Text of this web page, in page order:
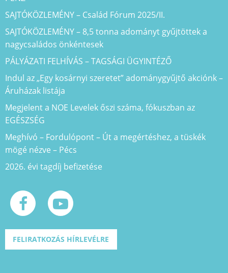
SAJTÓKÖZLEMÉNY – Család Fórum 2025/II.
SAJTÓKÖZLEMÉNY – 8,5 tonna adományt gyűjtöttek a
nagycsaládos önkéntesek
PÁLYÁZATI FELHÍVÁS – TAGSÁGI ÜGYINTÉZŐ
Indul az „Egy kosárnyi szeretet” adománygyűjtő akciónk –
Áruházak listája
Megjelent a NOE Levelek őszi száma, fókuszban az
EGÉSZSÉG
Meghívó – Fordulópont – Út a megértéshez, a tüskék
mögé nézve – Pécs
2026. évi tagdíj befizetése
FELIRATKOZÁS HÍRLEVÉLRE